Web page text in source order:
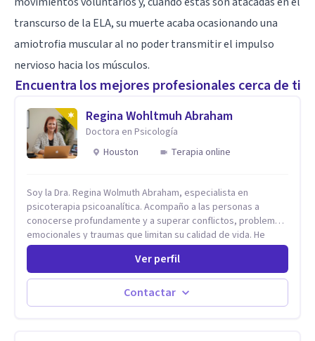
transcurso de la ELA, su muerte acaba ocasionando una
amiotrofia muscular al no poder transmitir el impulso
nervioso hacia los músculos.
Encuentra los mejores profesionales cerca de ti
Regina Wohltmuh Abraham
Doctora en Psicología
Houston
Terapia online
Soy la Dra. Regina Wolmuth Abraham, especialista en
psicoterapia psicoanalítica. Acompaño a las personas a
conocerse profundamente y a superar conflictos, problemas
emocionales y traumas que limitan su calidad de vida. He
trabajado en reconocidas instituciones como el Hospital
Psiquiátrico San Rafael, Instituto Psiquiátrico MENDAO, San
Bernardino, Hospital Psiquiátrico Infantil y el Centro de
Integración Juvenil. Además, tuve el privilegio de colaborar
en comunidades como Olivar del Conde y Xochimilco, lo que
Ver perfil
Contactar